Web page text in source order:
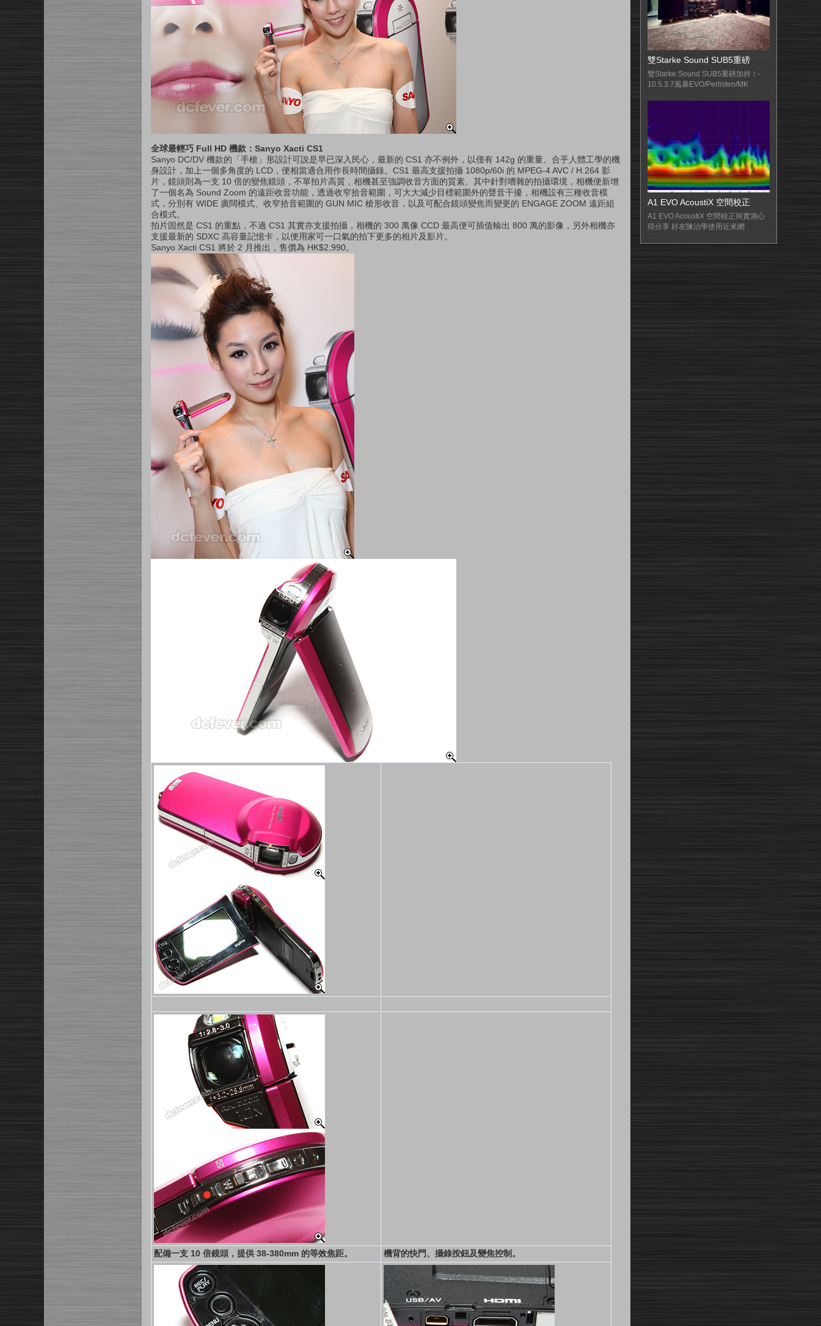
全球最輕巧 Full HD 機款：Sanyo Xacti CS1
Sanyo DC/DV 機款的「手槍」形設計可說是早已深入民心，最新的 CS1 亦不例外，以僅有 142g 的重量、合乎人體工學的機
身設計，加上一個多角度的 LCD，便相當適合用作長時間攝錄。CS1 最高支援拍攝 1080p/60i 的 MPEG-4 AVC / H.264 影
片，鏡頭則為一支 10 倍的變焦鏡頭，不單拍片高質，相機甚至強調收音方面的質素。其中針對嘈雜的拍攝環境，相機便新增
了一個名為 Sound Zoom 的遠距收音功能，透過收窄拾音範圍，可大大減少目標範圍外的聲音干擾，相機設有三種收音模
式，分別有 WIDE 廣闊模式、收窄拾音範圍的 GUN MIC 槍形收音，以及可配合鏡頭變焦而變更的 ENGAGE ZOOM 遠距組
合模式。
拍片固然是 CS1 的重點，不過 CS1 其實亦支援拍攝，相機的 300 萬像 CCD 最高便可插值輸出 800 萬的影像，另外相機亦
支援最新的 SDXC 高容量記憶卡，以便用家可一口氣的拍下更多的相片及影片。
Sanyo Xacti CS1 將於 2 月推出，售價為 HK$2,990。
配備一支 10 倍鏡頭，提供 38-380mm 的等效焦距。 機背的快門、攝錄按鈕及變焦控制。
雙Starke Sound SUB5重磅
雙Starke Sound SUB5重磅加持！-
10.5.3.7風暴EVO/Perlisten/MK
A1 EVO AcoustiX 空間校正
A1 EVO AcoustiX 空間校正與實測心
得分享 好友陳治學使用近來網